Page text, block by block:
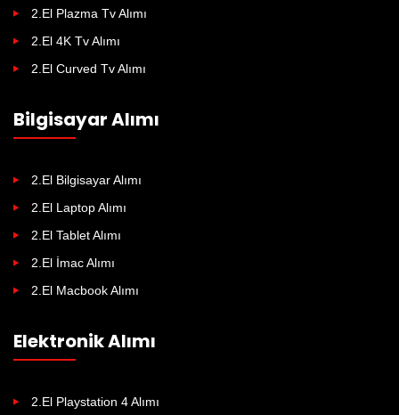
2.El Plazma Tv Alımı
2.El 4K Tv Alımı
2.El Curved Tv Alımı
Bilgisayar Alımı
2.El Bilgisayar Alımı
2.El Laptop Alımı
2.El Tablet Alımı
2.El İmac Alımı
2.El Macbook Alımı
Elektronik Alımı
2.El Playstation 4 Alımı